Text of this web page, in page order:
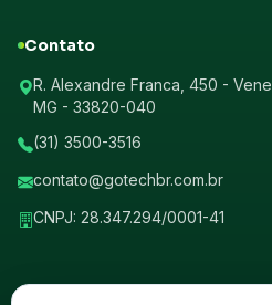
Contato
R. Alexandre Franca, 450 -
MG - 33820-040
(31) 3500-3516
contato@gotechbr.com.br
CNPJ: 28.347.294/0001-41